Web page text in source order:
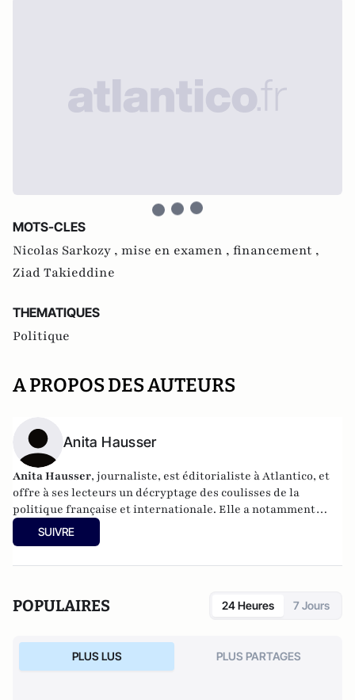
MOTS-CLES
Nicolas Sarkozy , mise en examen , financement ,
Ziad Takieddine
THEMATIQUES
Politique
A PROPOS DES AUTEURS
Anita Hausser
Anita Hausser, journaliste, est éditorialiste à Atlantico, et
offre à ses lecteurs un décryptage des coulisses de la
politique française et internationale. Elle a notamment
publiéSarkozy, itinéraire d'une ambition
l'Archipel, 2003). Elle a également réalisé les documentaires
SUIVRE
POPULAIRES 24 Heures 7 Jours
PLUS LUS PLUS PARTAGES